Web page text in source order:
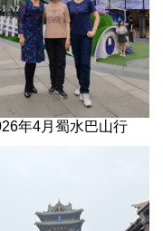
年4月蜀水巴山行